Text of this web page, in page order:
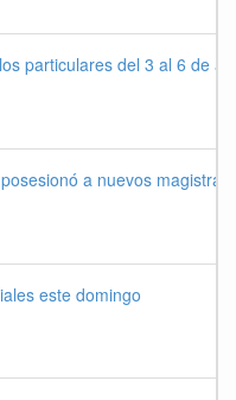
particulares del 3 al 6 de
a nuevos
este domingo